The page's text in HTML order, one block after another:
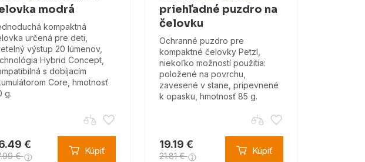
modrá
kompaktná
určená pre deti,
výstup 20 lúmenov,
Hybrid Concept,
s dobíjacím
Core, hmotnosť
g.
€
€ Kúpiť
priehľadné puzdro na
čelovku
Ochranné puzdro pre
kompaktné čelovky Petzl,
niekoľko možností použitia:
položené na povrchu,
zavesené v stane, pripevnené
k opasku, hmotnosť 85 g.
19.19 €
21.81 € Kúpiť